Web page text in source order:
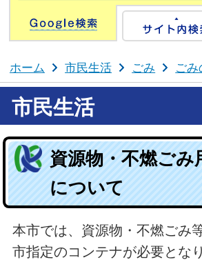
Google検索
ホーム 市民生活 ごみ ご
市民生活
資源物・不燃ごみ
について
本市では、資源物・不燃ごみ
市指定のコンテナが必要とな